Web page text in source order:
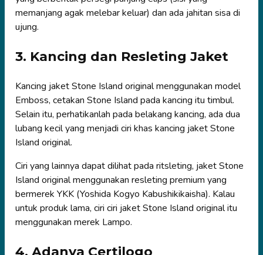
memanjang agak melebar keluar) dan ada jahitan sisa di
ujung.
3. Kancing dan Resleting Jaket
Kancing jaket Stone Island original menggunakan model
Emboss, cetakan Stone Island pada kancing itu timbul.
Selain itu, perhatikanlah pada belakang kancing, ada dua
lubang kecil yang menjadi ciri khas kancing jaket Stone
Island original.
Ciri yang lainnya dapat dilihat pada ritsleting, jaket Stone
Island original menggunakan resleting premium yang
bermerek YKK (Yoshida Kogyo Kabushikikaisha). Kalau
untuk produk lama, ciri ciri jaket Stone Island original itu
menggunakan merek Lampo.
4. Adanya Certilogo